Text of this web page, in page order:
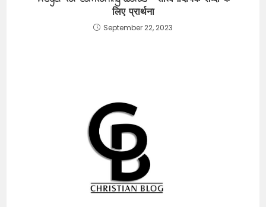
लिए प्रार्थना
September 22, 2023